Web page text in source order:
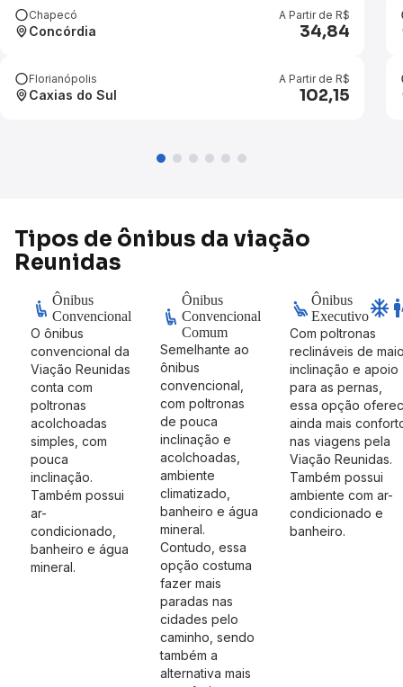
Chapecó
Concórdia
A Partir de R$
34,84
Florianópolis
Caxias do Sul
A Partir de R$
102,15
Tipos de ônibus da viação
Reunidas
Ônibus
Convencional
O ônibus
convencional da
Viação Reunidas
conta com
poltronas
acolchoadas
simples, com
pouca
inclinação.
Também possui
ar-
condicionado,
banheiro e água
mineral.
Ônibus
Convencional
Comum
Semelhante ao
ônibus
convencional,
com poltronas
de pouca
inclinação e
acolchoadas,
ambiente
climatizado,
banheiro e água
mineral.
Contudo, essa
opção costuma
fazer mais
paradas nas
cidades pelo
caminho, sendo
também a
alternativa mais
Ônibus
Executivoac_unit
Com poltronas
reclináveis de
inclinação e apoio
para as pernas,
essa opção
ainda mais
nas viagens pela
Viação Reunidas.
Também possui
ambiente com ar-
condicionado e
banheiro.